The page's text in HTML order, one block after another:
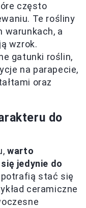
często
Te rośliny
warunkach, a
wzrok.
gatunki roślin,
na parapecie,
oraz
do
warto
jedynie do
potrafią stać się
ceramiczne